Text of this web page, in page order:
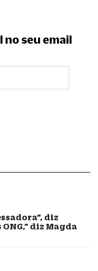
no seu email
diz
diz Magda